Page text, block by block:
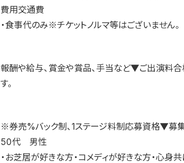
費用交通費
・食事代のみ※チケットノルマ等はございません。
報酬や給与、賞金や賞品、手当など▼ご出演料合
す。
※券売%バック制、1ステージ料制応募資格▼
50代 男性
・お芝居が好きな方・コメディが好きな方・心身